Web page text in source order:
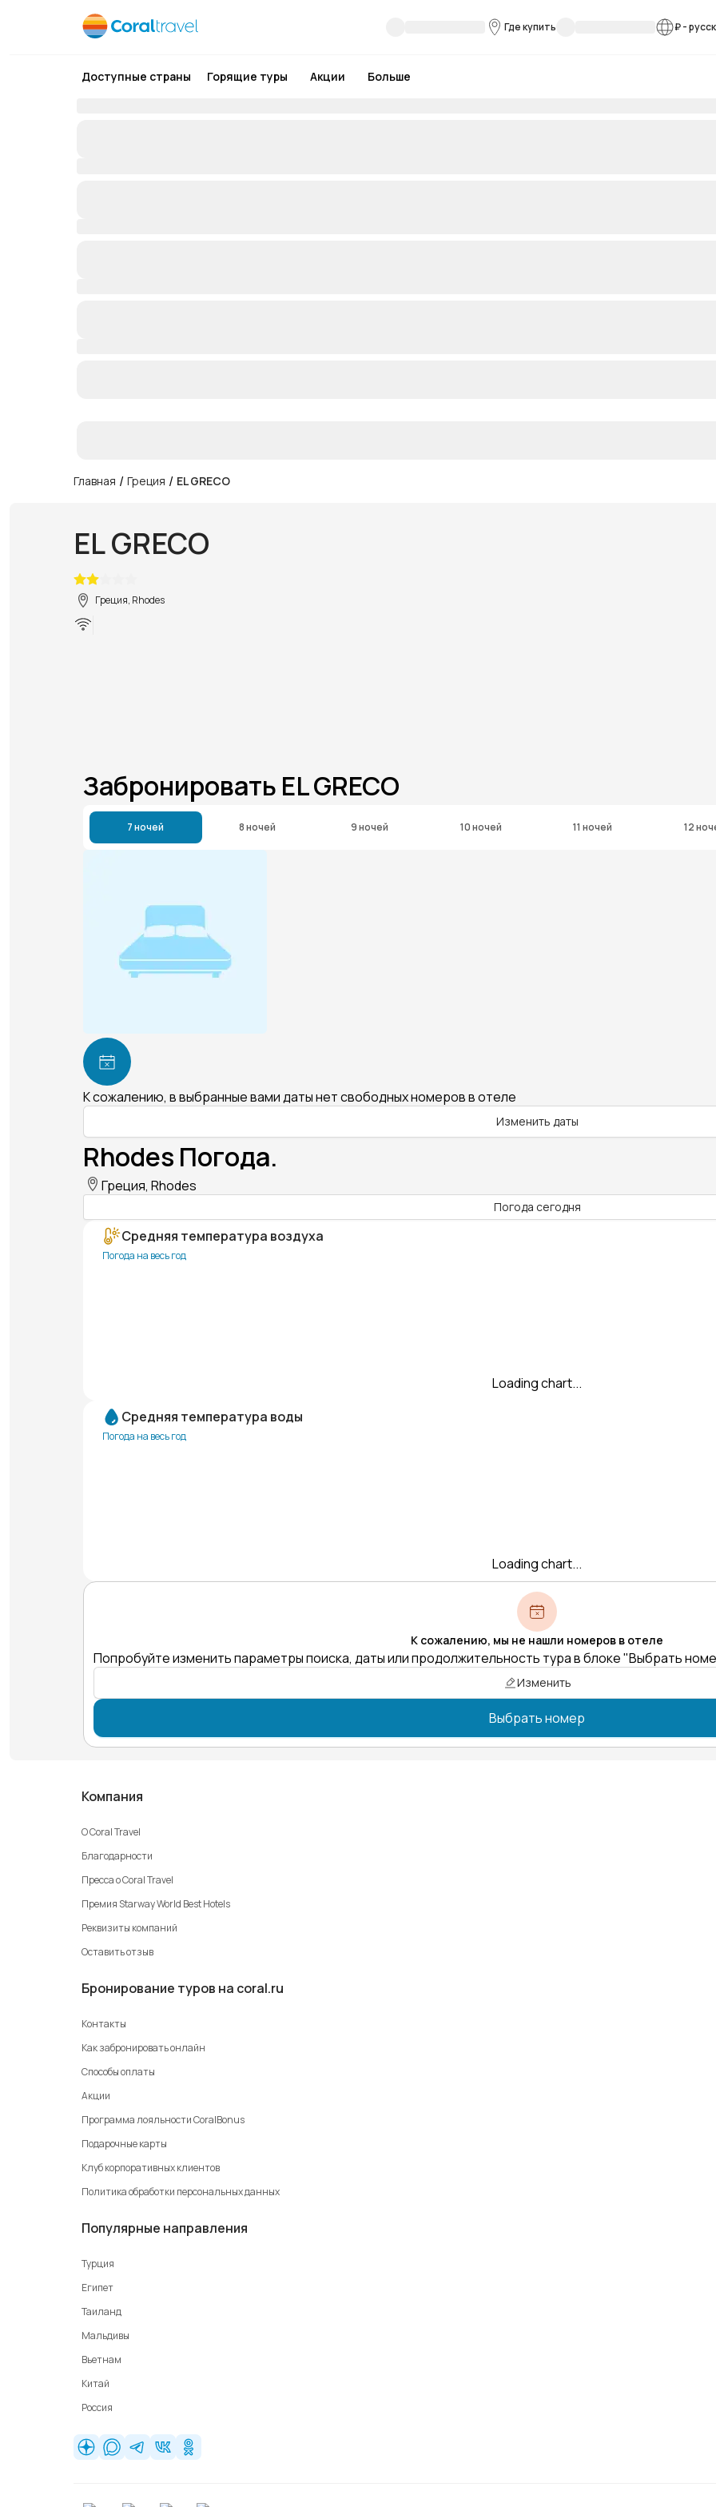
Где купить ₽-
Доступные страны Горящие туры Акции Больше
Главная / Греция / EL GRECO
EL GRECO
Греция, Rhodes
Забронировать EL GRECO
7 ночей 8 ночей 9 ночей 10 ночей 11 ночей 12
К сожалению, в выбранные вами даты нет свободных номеров в отеле
Изменить даты
Rhodes Погода.
Греция, Rhodes
Погода сегодня
Средняя температура воздуха
Погода на весь год
Loading chart...
Средняя температура воды
Погода на весь год
Loading chart...
К сожалению, мы не нашли номеров в отеле
Попробуйте изменить параметры поиска, даты или продолжительность тура в блоке "Выбрать
Изменить
Выбрать номер
Компания
О Coral Travel
Благодарности
Пресса о Coral Travel
Премия Starway World Best Hotels
Реквизиты компаний
Оставить отзыв
Бронирование туров на coral.ru
Контакты
Как забронировать онлайн
Способы оплаты
Акции
Программа лояльности CoralBonus
Подарочные карты
Клуб корпоративных клиентов
Политика обработки персональных данных
Популярные направления
Турция
Египет
Таиланд
Мальдивы
Вьетнам
Китай
Россия